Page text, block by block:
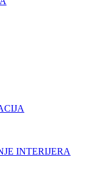
INTERIJERA